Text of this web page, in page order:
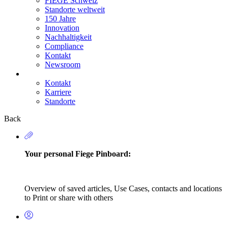
Standorte weltweit
150 Jahre
Innovation
Nachhaltigkeit
Compliance
Kontakt
Newsroom
Secondary
Navigation
Kontakt
Karriere
Standorte
Back
Your personal Fiege Pinboard:
Overview of saved articles, Use Cases, contacts and locations
to Print or share with others